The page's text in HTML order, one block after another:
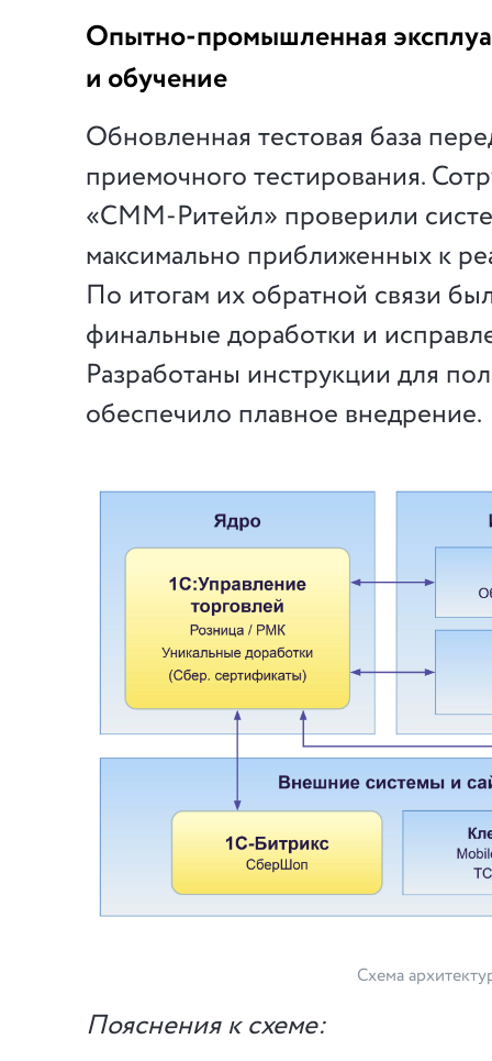
Опытно-промышленная
и обучение
Обновленная тестовая база
приемочного тестирования.
«СММ-Ритейл» проверили
максимально приближенных к
По итогам их обратной связи
финальные доработки и
Разработаны инструкции для
обеспечило плавное внедрение.
Схема
Пояснения к схеме: